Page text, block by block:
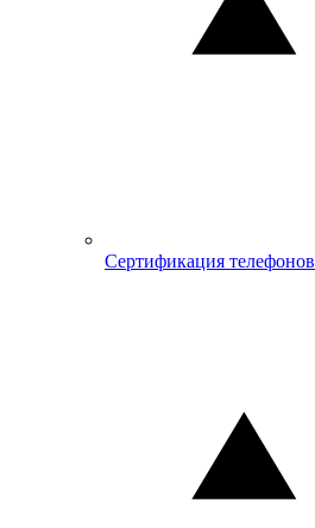
Сертификация телефонов